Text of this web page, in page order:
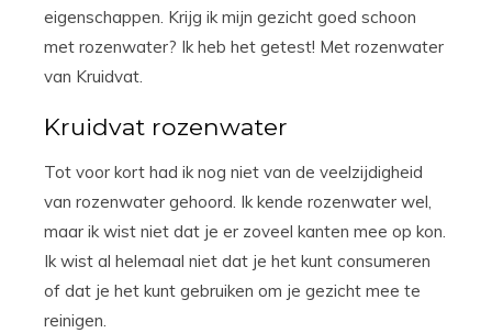
eigenschappen. Krijg ik mijn gezicht goed schoon
met rozenwater? Ik heb het getest! Met rozenwater
van Kruidvat.
Kruidvat rozenwater
Tot voor kort had ik nog niet van de veelzijdigheid
van rozenwater gehoord. Ik kende rozenwater wel,
maar ik wist niet dat je er zoveel kanten mee op kon.
Ik wist al helemaal niet dat je het kunt consumeren
of dat je het kunt gebruiken om je gezicht mee te
reinigen.